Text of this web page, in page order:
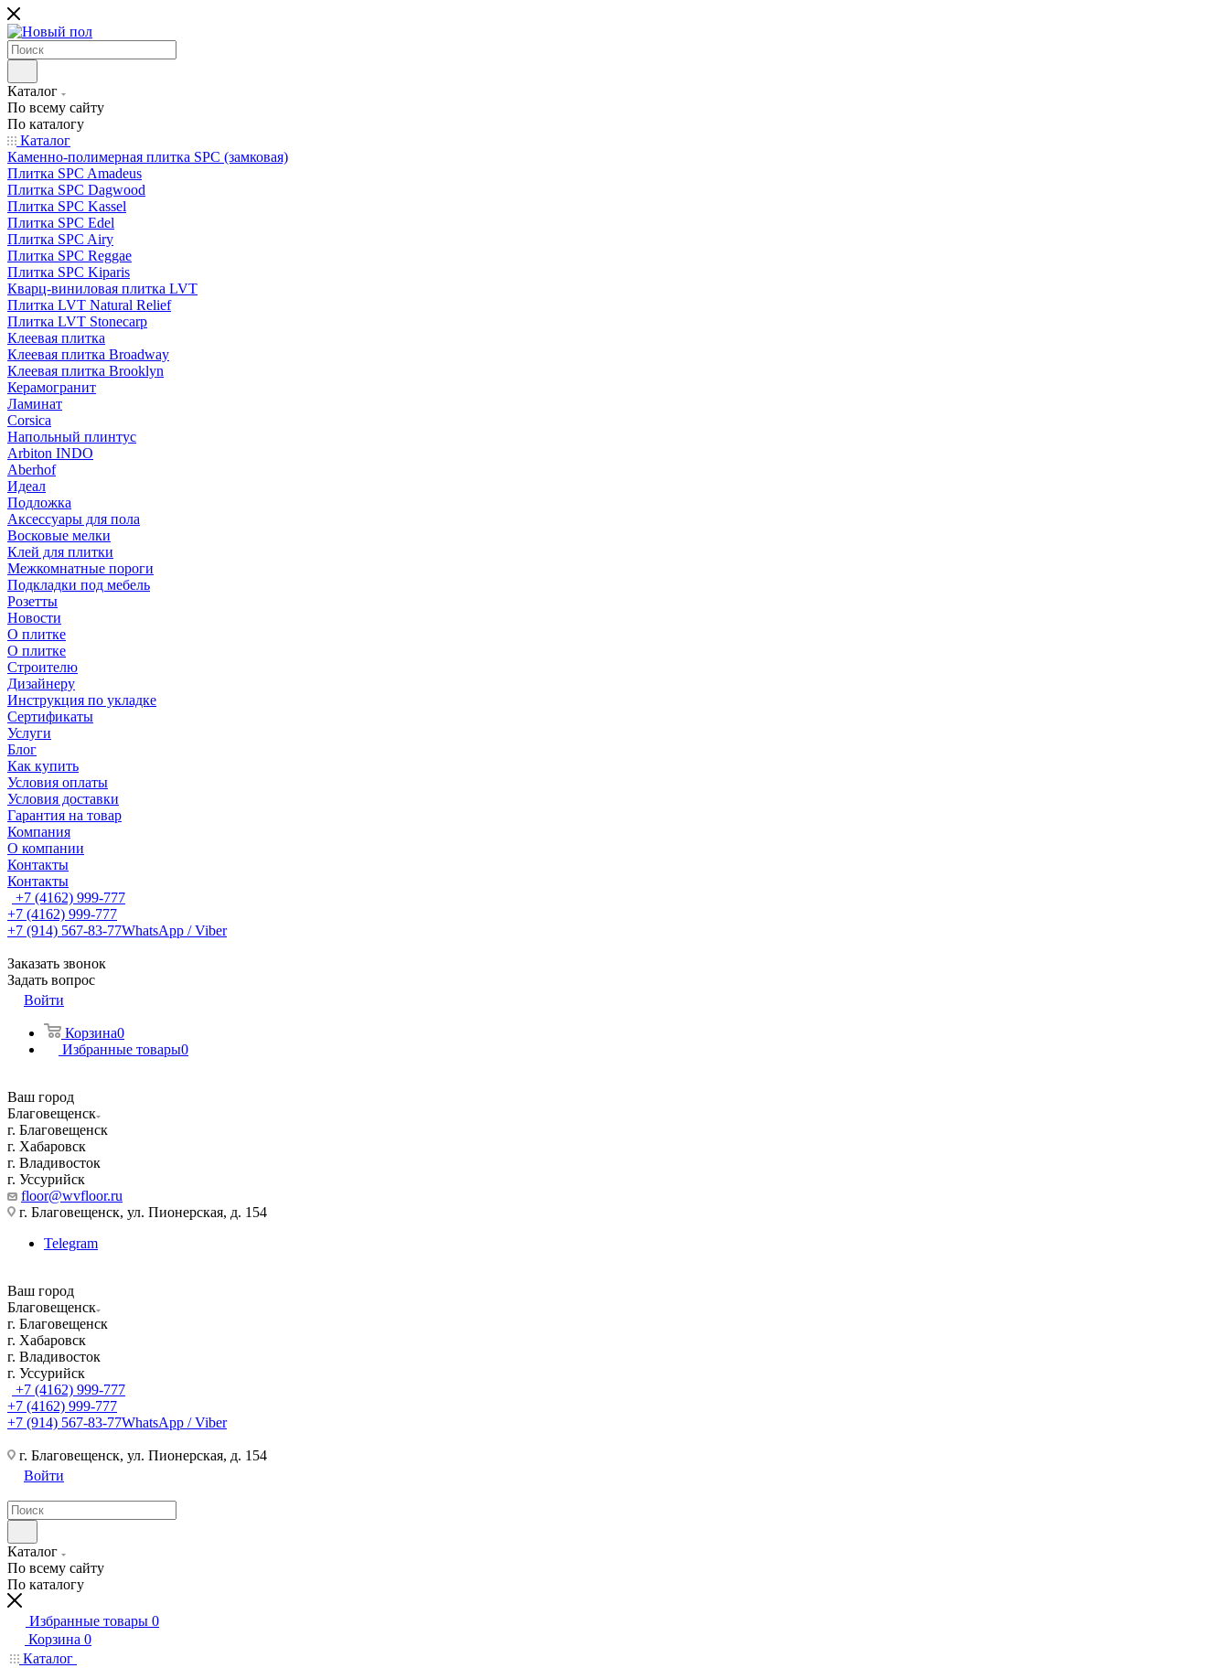
Каталог
По всему сайту
По каталогу
Каталог
Каменно-полимерная плитка SPC (замковая)
Плитка SPC Amadeus
Плитка SPC Dagwood
Плитка SPC Kassel
Плитка SPC Edel
Плитка SPC Airy
Плитка SPC Reggae
Плитка SPC Kiparis
Кварц-виниловая плитка LVT
Плитка LVT Natural Relief
Плитка LVT Stonecarp
Клеевая плитка
Клеевая плитка Broadway
Клеевая плитка Brooklyn
Керамогранит
Ламинат
Corsica
Напольный плинтус
Arbiton INDO
Aberhof
Идеал
Подложка
Аксессуары для пола
Восковые мелки
Клей для плитки
Межкомнатные пороги
Подкладки под мебель
Розетты
Новости
О плитке
О плитке
Строителю
Дизайнеру
Инструкция по укладке
Сертификаты
Услуги
Блог
Как купить
Условия оплаты
Условия доставки
Гарантия на товар
Компания
О компании
Контакты
Контакты
+7 (4162) 999-777
+7 (4162) 999-777
+7 (914) 567-83-77WhatsApp / Viber
Заказать звонок
Задать вопрос
Войти
Корзина0
Избранные товары0
Ваш город
Благовещенск
г. Благовещенск
г. Хабаровск
г. Владивосток
г. Уссурийск
floor@wvfloor.ru
г. Благовещенск, ул. Пионерская, д. 154
Telegram
Ваш город
Благовещенск
г. Благовещенск
г. Хабаровск
г. Владивосток
г. Уссурийск
+7 (4162) 999-777
+7 (4162) 999-777
+7 (914) 567-83-77WhatsApp / Viber
г. Благовещенск, ул. Пионерская, д. 154
Войти
Каталог
По всему сайту
По каталогу
Избранные товары 0
Корзина 0
Каталог